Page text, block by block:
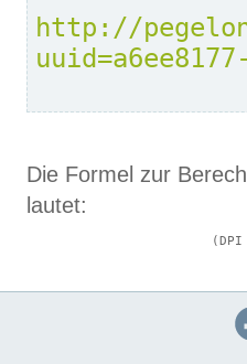
http://
Die Formel zur
lautet: